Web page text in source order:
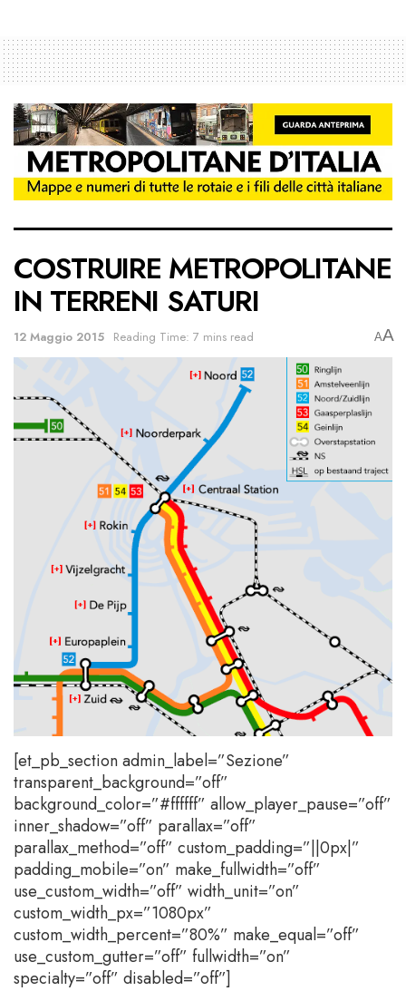
COSTRUIRE METROPOLITANE
IN TERRENI SATURI
12 Maggio 2015 Reading Time: 7 mins read AA
[et_pb_section admin_label=”Sezione”
transparent_background=”off”
background_color=”#ffffff” allow_player_pause=”off”
inner_shadow=”off” parallax=”off”
parallax_method=”off” custom_padding=”||0px|”
padding_mobile=”on” make_fullwidth=”off”
use_custom_width=”off” width_unit=”on”
custom_width_px=”1080px”
custom_width_percent=”80%” make_equal=”off”
use_custom_gutter=”off” fullwidth=”on”
specialty=”off” disabled=”off”]